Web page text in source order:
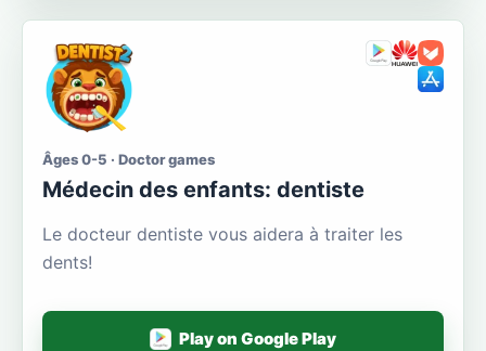
Âges 0-5 · Doctor games
Médecin des enfants: dentiste
Le docteur dentiste vous aidera à traiter les
dents!
Play on Google Play